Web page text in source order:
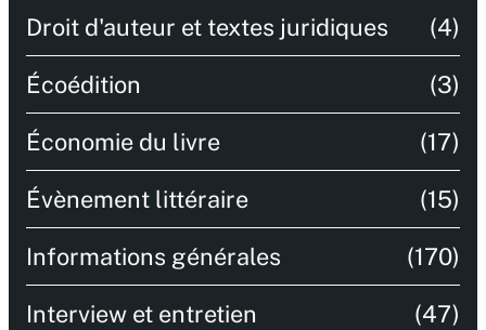
Droit d'auteur et textes juridiques (4)
Écoédition (3)
Économie du livre (17)
Évènement littéraire (15)
Informations générales (170)
Interview et entretien (47)